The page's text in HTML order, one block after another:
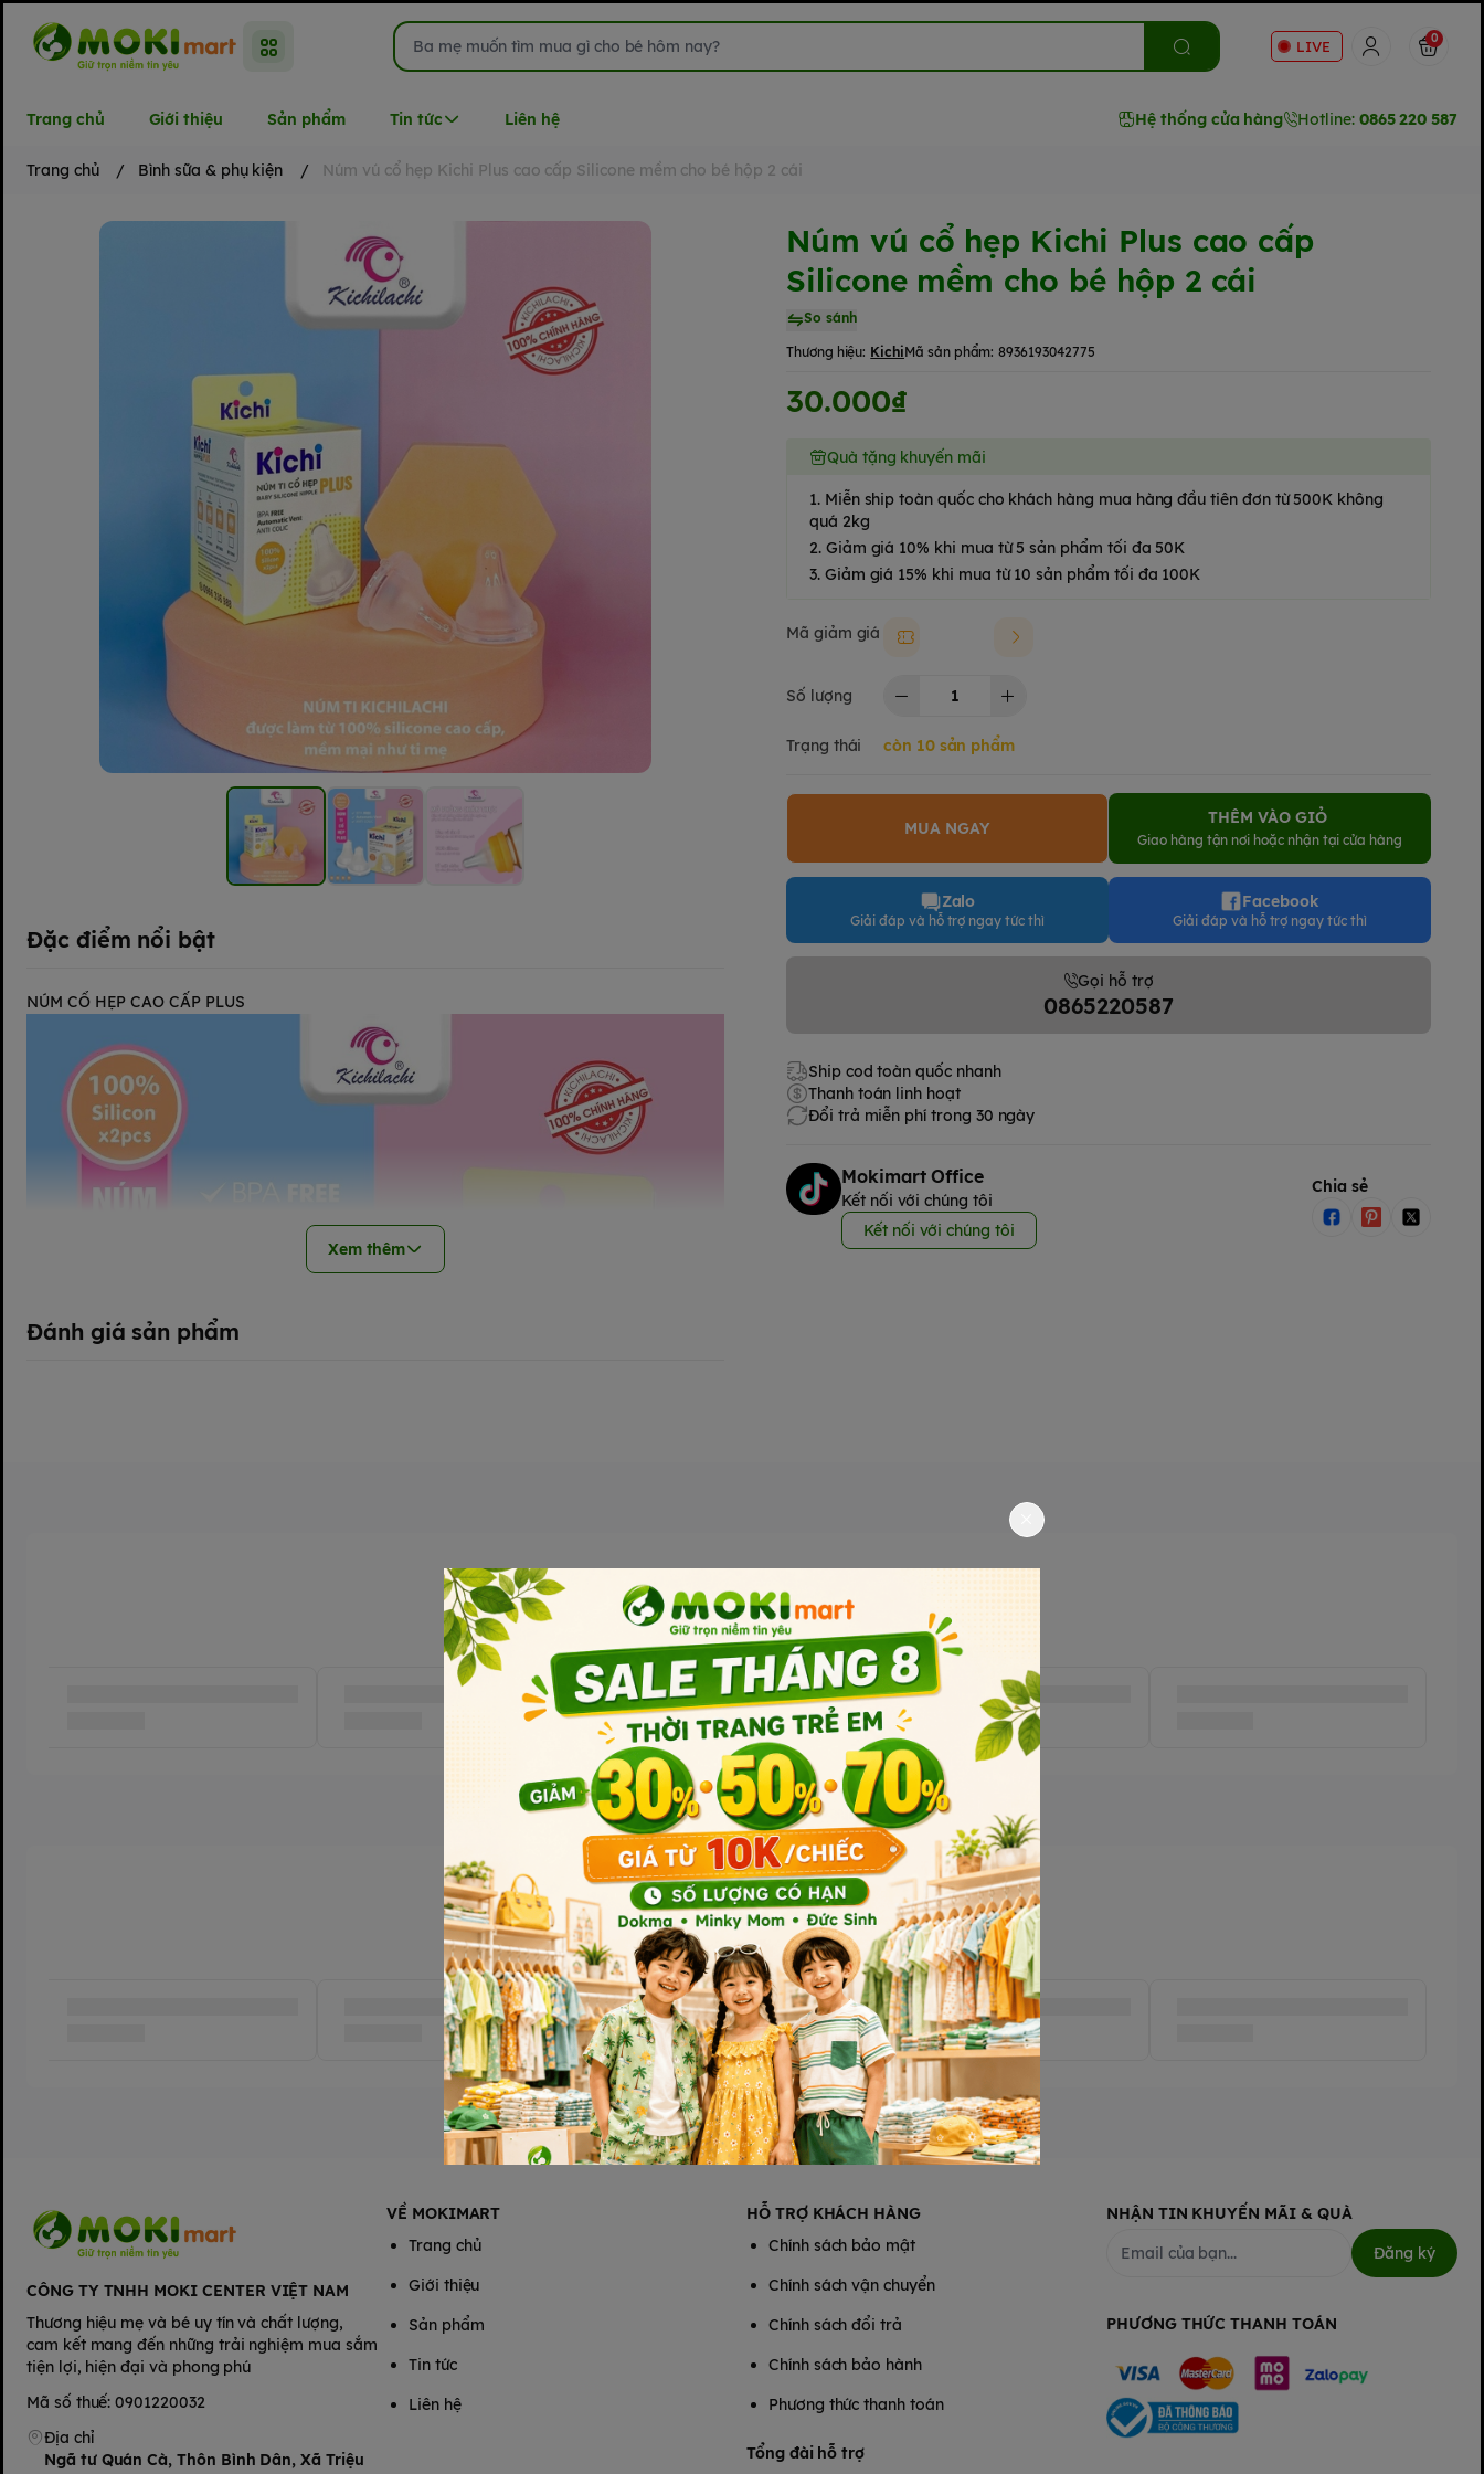
LIVE 0
Trang chủ Giới thiệu Sản phẩm Tin tức Liên hệ Hệ thống cửa hàng Hotline: 0865 220 587
Trang chủ / Bình sữa & phụ kiện / Núm vú cổ hẹp Kichi Plus cao cấp Silicone mềm cho bé hộp 2 cái
Núm vú cổ hẹp Kichi Plus cao cấp
Silicone mềm cho bé hộp 2 cái
So sánh
Thương hiệu: KichiMã sản phẩm: 8936193042775
30.000₫
Quà tặng khuyến mãi
1. Miễn ship toàn quốc cho khách hàng mua hàng đầu tiên đơn từ 500K không
quá 2kg
2. Giảm giá 10% khi mua từ 5 sản phẩm tối đa 50K
3. Giảm giá 15% khi mua từ 10 sản phẩm tối đa 100K
Mã giảm giá Moki50k
Số lượng
Trạng thái còn 10 sản phẩm
MUA NGAY
THÊM VÀO GIỎ
Giao hàng tận nơi hoặc nhận tại cửa hàng
Zalo
Giải đáp và hỗ trợ ngay tức thì
Facebook
Giải đáp và hỗ trợ ngay tức thì
Gọi hỗ trợ
0865220587
Ship cod toàn quốc nhanh
Thanh toán linh hoạt
Đổi trả miễn phí trong 30 ngày
Mokimart Office
Kết nối với chúng tôi
Kết nối với chúng tôi
Chia sẻ
Đặc điểm nổi bật
NÚM CỔ HẸP CAO CẤP PLUS
-Núm ti cổ rộng Sử dụng chung gắn vừa được cho bình cổ hẹp size chuẩn như Pigeon, Wesser,
-Núm ti được làm bằng chất liệu silicone mềm, có độ đàn hồi và co giãn tốt, không màu và
không mùi, không làm ảnh hưởng tới chất lượng cũng như mùi vị sữa.
-Núm ti có vân vòng tròn thông khí giúp lưu thông khí, điều chỉnh dòng chảy, làm giảm nguy
Xem thêm
Đánh giá sản phẩm
Sản phẩm liên quan
Sản phẩm cùng phân khúc
CÔNG TY TNHH MOKI CENTER VIỆT NAM
Thương hiệu mẹ và bé uy tín và chất lượng,
cam kết mang đến những trải nghiệm mua sắm
tiện lợi, hiện đại và phong phú
Mã số thuế: 0901220032
Địa chỉ
Ngã tư Quán Cà, Thôn Bình Dân, Xã Triệu
VỀ MOKIMART
Trang chủ
Giới thiệu
Sản phẩm
Tin tức
Liên hệ
HỖ TRỢ KHÁCH HÀNG
Chính sách bảo mật
Chính sách vận chuyển
Chính sách đổi trả
Chính sách bảo hành
Phương thức thanh toán
Tổng đài hỗ trợ
NHẬN TIN KHUYẾN MÃI & QUÀ
Đăng ký
PHƯƠNG THỨC THANH TOÁN